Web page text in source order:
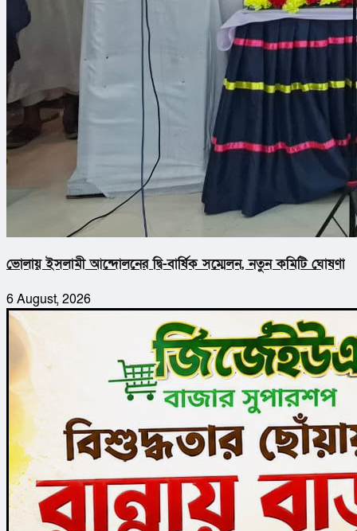
ভোলায় ইসলামী আন্দোলনের দ্বি-বার্ষিক সম্মেলন, নতুন কমিটি ঘোষণা
6 August, 2026